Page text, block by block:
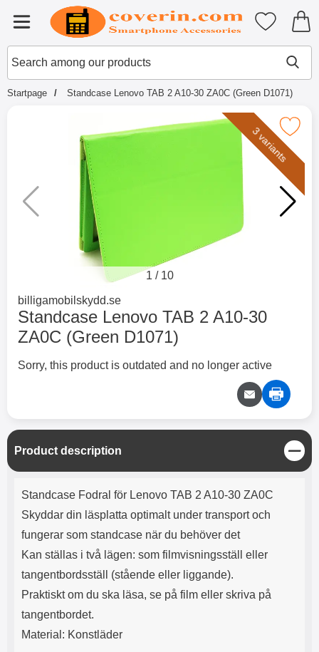
Menu
Startpage for Tibro Billiga
Search
Search among our products
My
Startpage Standcase Lenovo TAB 2 A10-30 ZA0C (Green D1071)
Mark standcase Lenovo TAB 2
3 variants
1 / 10
Go to brand page for
billigamobilskydd.se
Standcase Lenovo TAB 2 A10-30
ZA0C (Green D1071)
Sorry, this product is outdated and no longer active
Product description
C
l
o
Product description
Standcase Fodral för Lenovo TAB 2 A10-30 ZA0C
Skyddar din läsplatta optimalt under transport och
fungerar som standcase när du behöver det
Kan ställas i två lägen: som filmvisningsställ eller
tangentbordsställ (stående eller liggande).
Praktiskt om du ska läsa, se på film eller skriva på
tangentbordet.
Material: Konstläder